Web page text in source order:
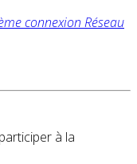
connexion Réseau
à la